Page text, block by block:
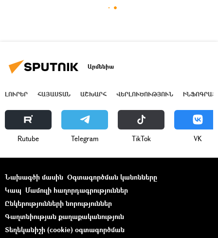
Արմենիա
ԼՈՒՐԵՐ ՀԱՅԱՍՏԱՆ ԱՇԽԱՐՀ ՎԵՐԼՈՒԾՈՒԹՅՈՒՆ
Rutube Telegram ТikТоk VK
Նախագծի մասին Օգտագործման կանոնները
Կապ Մամուլի հաղորդագրություններ
Ընկերությունների նորություններ
Գաղտնիության քաղաքականություն
Տեղեկանիշի (cookie) օգտագործման